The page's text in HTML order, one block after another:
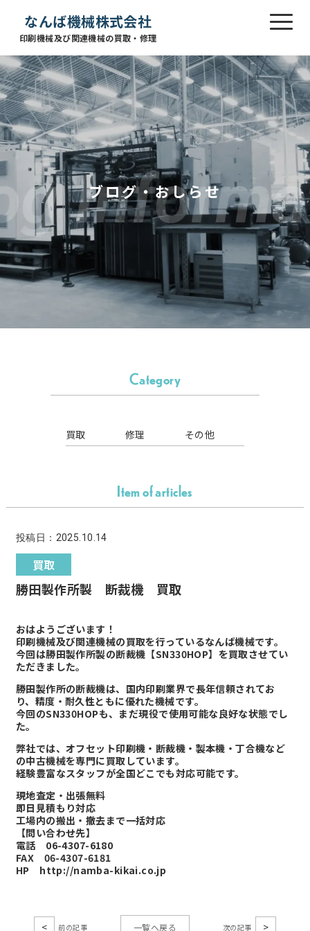
なんば機械株式会社
印刷機械及び関連機械の買取・修理
ブログ・おしらせ
Category
買取 修理 その他
Item of articles
投稿日：2025.10.14
買取
勝田製作所製 断裁機 買取
おはようございます！
印刷機械及び関連機械の買取を行っているなんば機械です。
今回は勝田製作所製の断裁機【SN330HOP】を買取させてい
ただきました。
勝田製作所の断裁機は、国内印刷業界で長年信頼されてお
り、精度・耐久性ともに優れた機械です。
今回のSN330HOPも、まだ現役で使用可能な良好な状態でし
た。
弊社では、オフセット印刷機・断裁機・製本機・丁合機など
の中古機械を専門に買取しています。
経験豊富なスタッフが全国どこでも対応可能です。
現地査定・出張無料
即日見積もり対応
工場内の搬出・撤去まで一括対応
【問い合わせ先】
電話 06-4307-6180
FAX 06-4307-6181
HP http://namba-kikai.co.jp
< 一覧へ戻る >